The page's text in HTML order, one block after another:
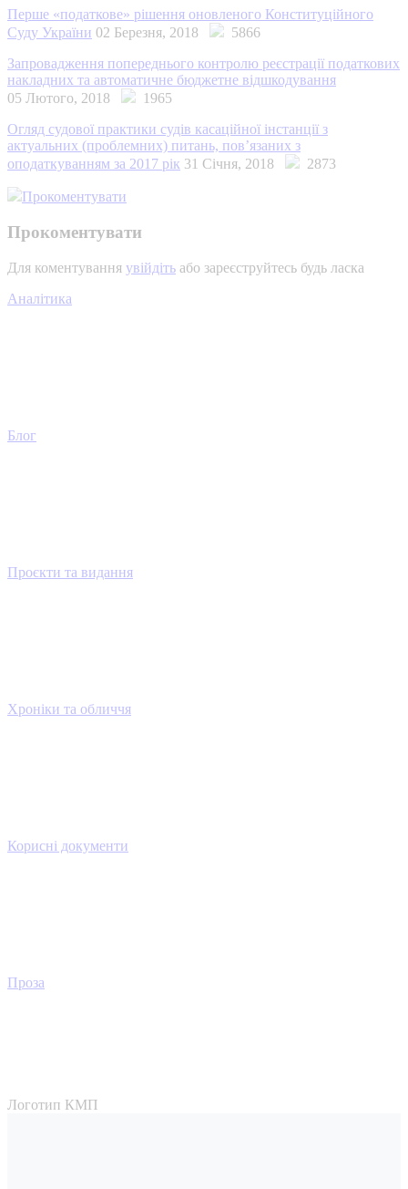
Перше «податкове» рішення оновленого Конституційного
Суду України 02 Березня, 2018
5866
Запровадження попереднього контролю реєстрації податкових
накладних та автоматичне бюджетне відшкодування
05 Лютого, 2018
1965
Огляд судової практики судів касаційної інстанції з
актуальних (проблемних) питань, пов’язаних з
оподаткуванням за 2017 рік 31 Січня, 2018 2873
Прокоментувати
Прокоментувати
Для коментування увійдіть або зареєструйтесь будь ласка
Аналітика
Блог
Проєкти та видання
Хроніки та обличчя
Корисні документи
Проза
Логотип КМП